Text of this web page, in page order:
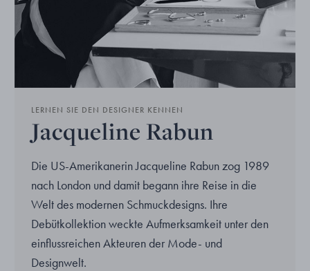
LERNEN SIE DEN DESIGNER KENNEN
Jacqueline Rabun
Die US-Amerikanerin Jacqueline Rabun zog 1989
nach London und damit begann ihre Reise in die
Welt des modernen Schmuckdesigns. Ihre
Debütkollektion weckte Aufmerksamkeit unter den
einflussreichen Akteuren der Mode- und
Designwelt.